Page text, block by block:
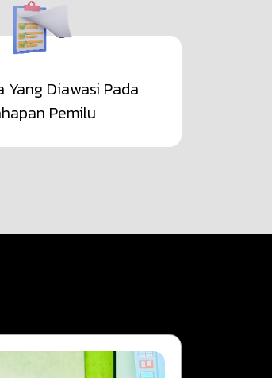
Yang Diawasi Pada
Pemilu